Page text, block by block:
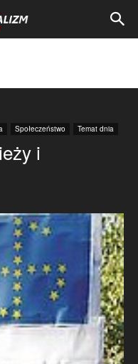
Społeczeństwo Temat dnia
i